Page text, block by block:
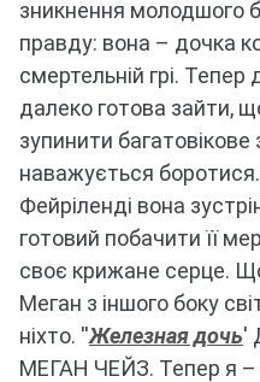
зникнення молодшого
правду: вона – дочка
смертельній грі. Тепер
далеко готова зайти,
зупинити багатовікове
наважується боротися.
Фейріленді вона
готовий побачити її
своє крижане серце.
Меган з іншого боку
ніхто. ''Железная дочь'
МЕГАН ЧЕЙЗ. Тепер я –